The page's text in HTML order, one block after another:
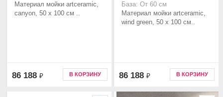
Материал мойки artceramic,
canyon, 50 x 100 см ..
86 188 ₽ В КОРЗИНУ
База: От 60 см
Материал мойки artceramic,
wind green, 50 x 100 см..
86 188 ₽ В КОРЗИНУ